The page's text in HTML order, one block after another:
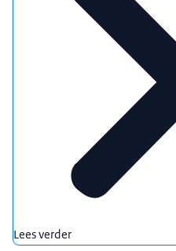
Lees verder